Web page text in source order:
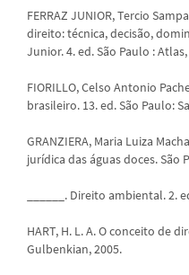
FERRAZ JUNIOR, Tercio
direito: técnica, decisão,
Junior. 4. ed. São Paulo :
FIORILLO, Celso Antonio
brasileiro. 13. ed. São Paulo:
GRANZIERA, Maria Luiza
jurídica das águas doces. São
______. Direito ambiental. 2.
HART, H. L. A. O conceito de
Gulbenkian, 2005.